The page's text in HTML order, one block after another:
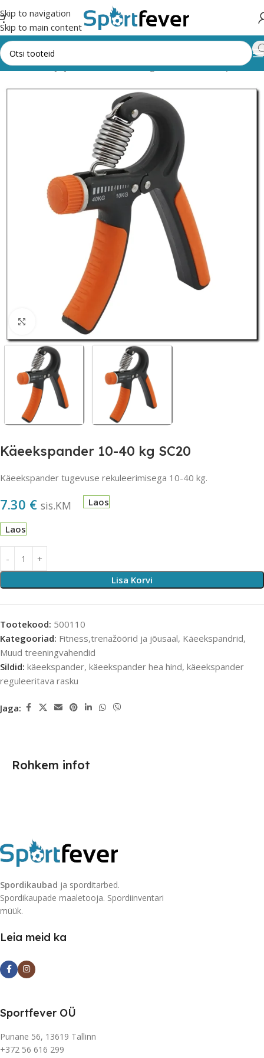
Skip to navigation
Skip to main content
ja jõusaal Muud treeningvahendid Käeekspandrid
Suurendamiseks klõpsake
Käeekspander 10-40 kg SC20
Käeekspander tugevuse rekuleerimisega 10-40 kg.
7.30 € sis.KM Laos
Laos
Lisa Korvi
Tootekood: 500110
Kategooriad: Fitness,trenažöörid ja jõusaal, Käeekspandrid,
Muud treeningvahendid
Sildid: käeekspander, käeekspander hea hind, käeekspander
reguleeritava rasku
Jaga:
Rohkem infot
Spordikaubad ja sporditarbed.
Spordikaupade maaletooja. Spordiinventari
müük.
Leia meid ka
Sportfever OÜ
Punane 56, 13619 Tallinn
+372 56 616 299